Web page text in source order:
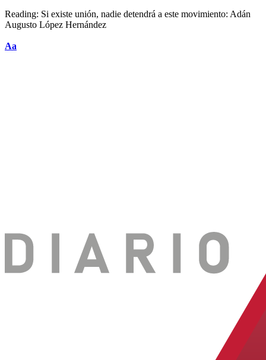
Reading: Si existe unión, nadie detendrá a este movimiento: Adán
Augusto López Hernández
Aa